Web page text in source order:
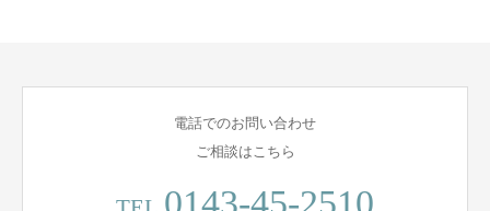
電話でのお問い合わせ
ご相談はこちら
0143-45-2510